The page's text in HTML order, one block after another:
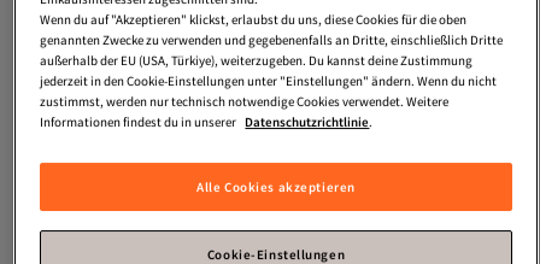
Wenn du auf "Akzeptieren" klickst, erlaubst du uns, diese Cookies für die oben
genannten Zwecke zu verwenden und gegebenenfalls an Dritte, einschließlich Dritte
außerhalb der EU (USA, Türkiye), weiterzugeben. Du kannst deine Zustimmung
jederzeit in den Cookie-Einstellungen unter "Einstellungen" ändern. Wenn du nicht
zustimmst, werden nur technisch notwendige Cookies verwendet. Weitere
Informationen findest du in unserer Datenschutzrichtlinie.
Alle Cookies akzeptieren
Cookie-Einstellungen